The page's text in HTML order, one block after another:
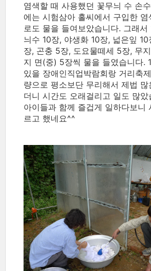
염색할 때 사용했던 꽃무늬 수 손
에는 시험삼아 홀씨에서 구입한 염
로도 물을 들여보았습니다. 그래
늬수 10장, 야생화 10장, 넓은잎 10
장, 곤충 5장, 도요물떼세 5장, 무
지 면(중) 5장씩 물을 들였습니다.
있을 장애인직업박람회랑 거리축
량으로 평소보단 무리해서 제법 많
더니 시간도 오래걸리고 일도 많
아이들과 함께 즐겁게 일하다보니
르고 했네요^^